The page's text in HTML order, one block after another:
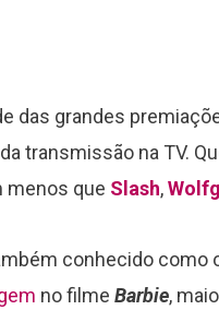
das grandes
transmissão na TV.
menos que Slash,
conhecido como
no filme Barbie,